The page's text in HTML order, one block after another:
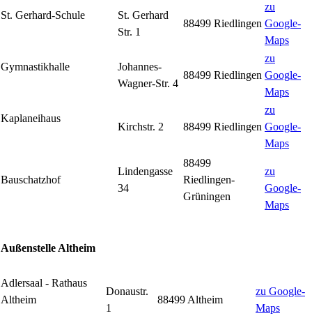
St. Gerhard-Schule
St. Gerhard
Str. 1
88499 Riedlingen
zu
Google-
Maps
Gymnastikhalle
Johannes-
Wagner-Str. 4
88499 Riedlingen
zu
Google-
Maps
Kaplaneihaus
Kirchstr. 2 88499 Riedlingen
zu
Google-
Maps
Bauschatzhof
Lindengasse
34
88499
Riedlingen-
Grüningen
zu
Google-
Maps
Außenstelle Altheim
Adlersaal - Rathaus
Altheim
Donaustr.
1
88499 Altheim
zu Google-
Maps